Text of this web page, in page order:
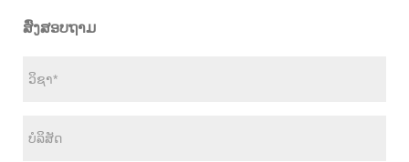
ສົ່ງສອບຖາມ